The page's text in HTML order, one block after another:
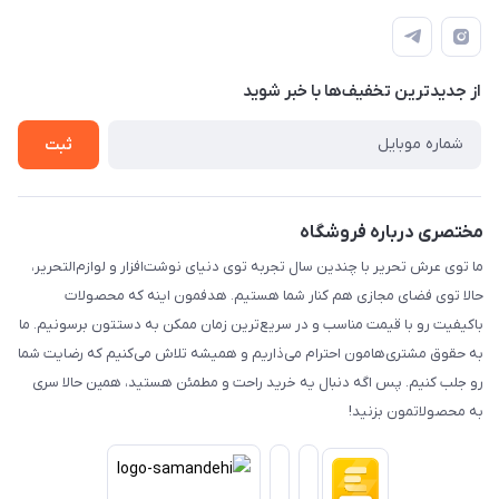
راهنما
پرداخت الکترونیکی امن
رویه ارسال کالا
حریم خصوصی
تماس با ما
از جدید‌ترین تخفیف‌ها با‌ خبر شوید
ثبت
مختصری درباره فروشگاه
ما توی عرش تحریر با چندین سال تجربه توی دنیای نوشت‌افزار و لوازم‌التحریر،
حالا توی فضای مجازی هم کنار شما هستیم. هدفمون اینه که محصولات
باکیفیت رو با قیمت مناسب و در سریع‌ترین زمان ممکن به دستتون برسونیم. ما
به حقوق مشتری‌هامون احترام می‌ذاریم و همیشه تلاش می‌کنیم که رضایت شما
رو جلب کنیم. پس اگه دنبال یه خرید راحت و مطمئن هستید، همین حالا سری
به محصولاتمون بزنید!